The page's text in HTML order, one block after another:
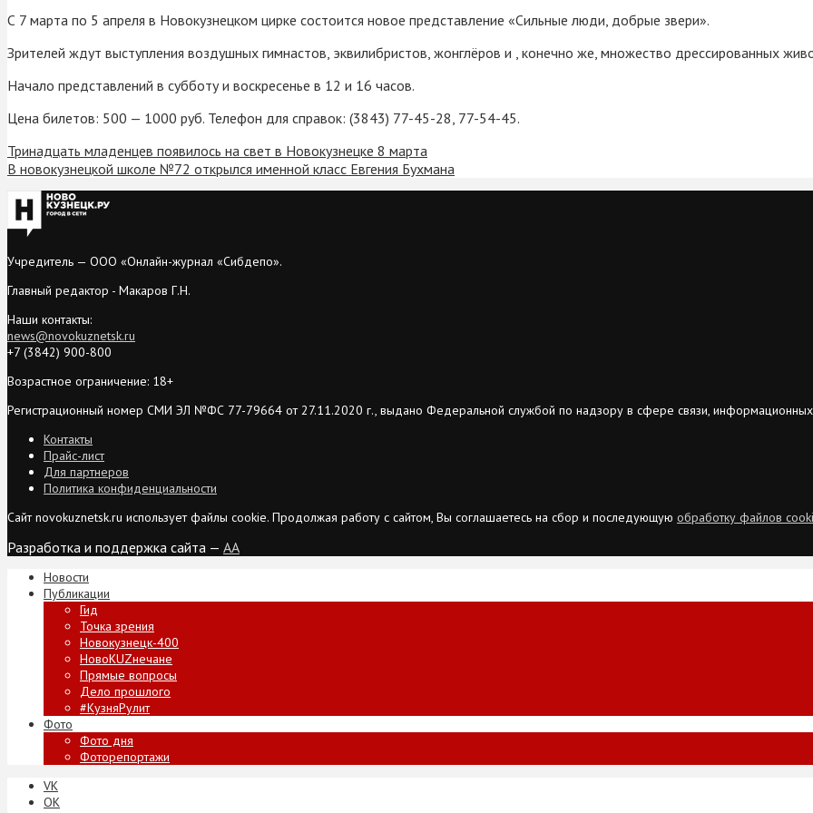
С 7 марта по 5 апреля в Новокузнецком цирке состоится новое представление «Сильные люди, добрые звери».
Зрителей ждут выступления воздушных гимнастов, эквилибристов, жонглёров и , конечно же, множество дрессированных
Начало представлений в субботу и воскресенье в 12 и 16 часов.
Цена билетов: 500 — 1000 руб. Телефон для справок: (3843) 77-45-28, 77-54-45.
Тринадцать младенцев появилось на свет в Новокузнецке 8 марта
В новокузнецкой школе №72 открылся именной класс Евгения Бухмана
Учредитель — ООО «Онлайн-журнал «Сибдепо».
Главный редактор - Макаров Г.Н.
Наши контакты:
news@novokuznetsk.ru
+7 (3842) 900-800
Возрастное ограничение: 18+
Регистрационный номер СМИ ЭЛ №ФС 77-79664 от 27.11.2020 г., выдано Федеральной службой по надзору в сфере связи, информационных
Контакты
Прайс-лист
Для партнеров
Политика конфиденциальности
Сайт novokuznetsk.ru использует файлы cookie. Продолжая работу с сайтом, Вы соглашаетесь на сбор и последующую обработку файлов
Разработка и поддержка сайта — AA
Новости
Публикации
Гид
Точка зрения
Новокузнецк-400
НовоKUZнечане
Прямые вопросы
Дело прошлого
#КузняРулит
Фото
Фото дня
Фоторепортажи
VK
ОК